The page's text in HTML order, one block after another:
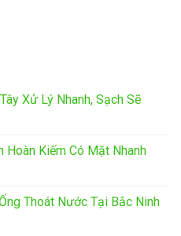
Xử Lý Nhanh, Sạch Sẽ
Hoàn Kiếm Có Mặt Nhanh
Thoát Nước Tại Bắc Ninh